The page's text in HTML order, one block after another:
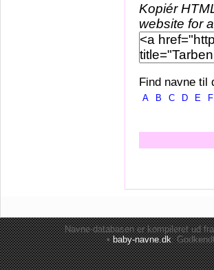
Kopiér
website for
Find navne til
A B C D E F
Navne-databasen er kompileret ud
•baby-navne.dk: